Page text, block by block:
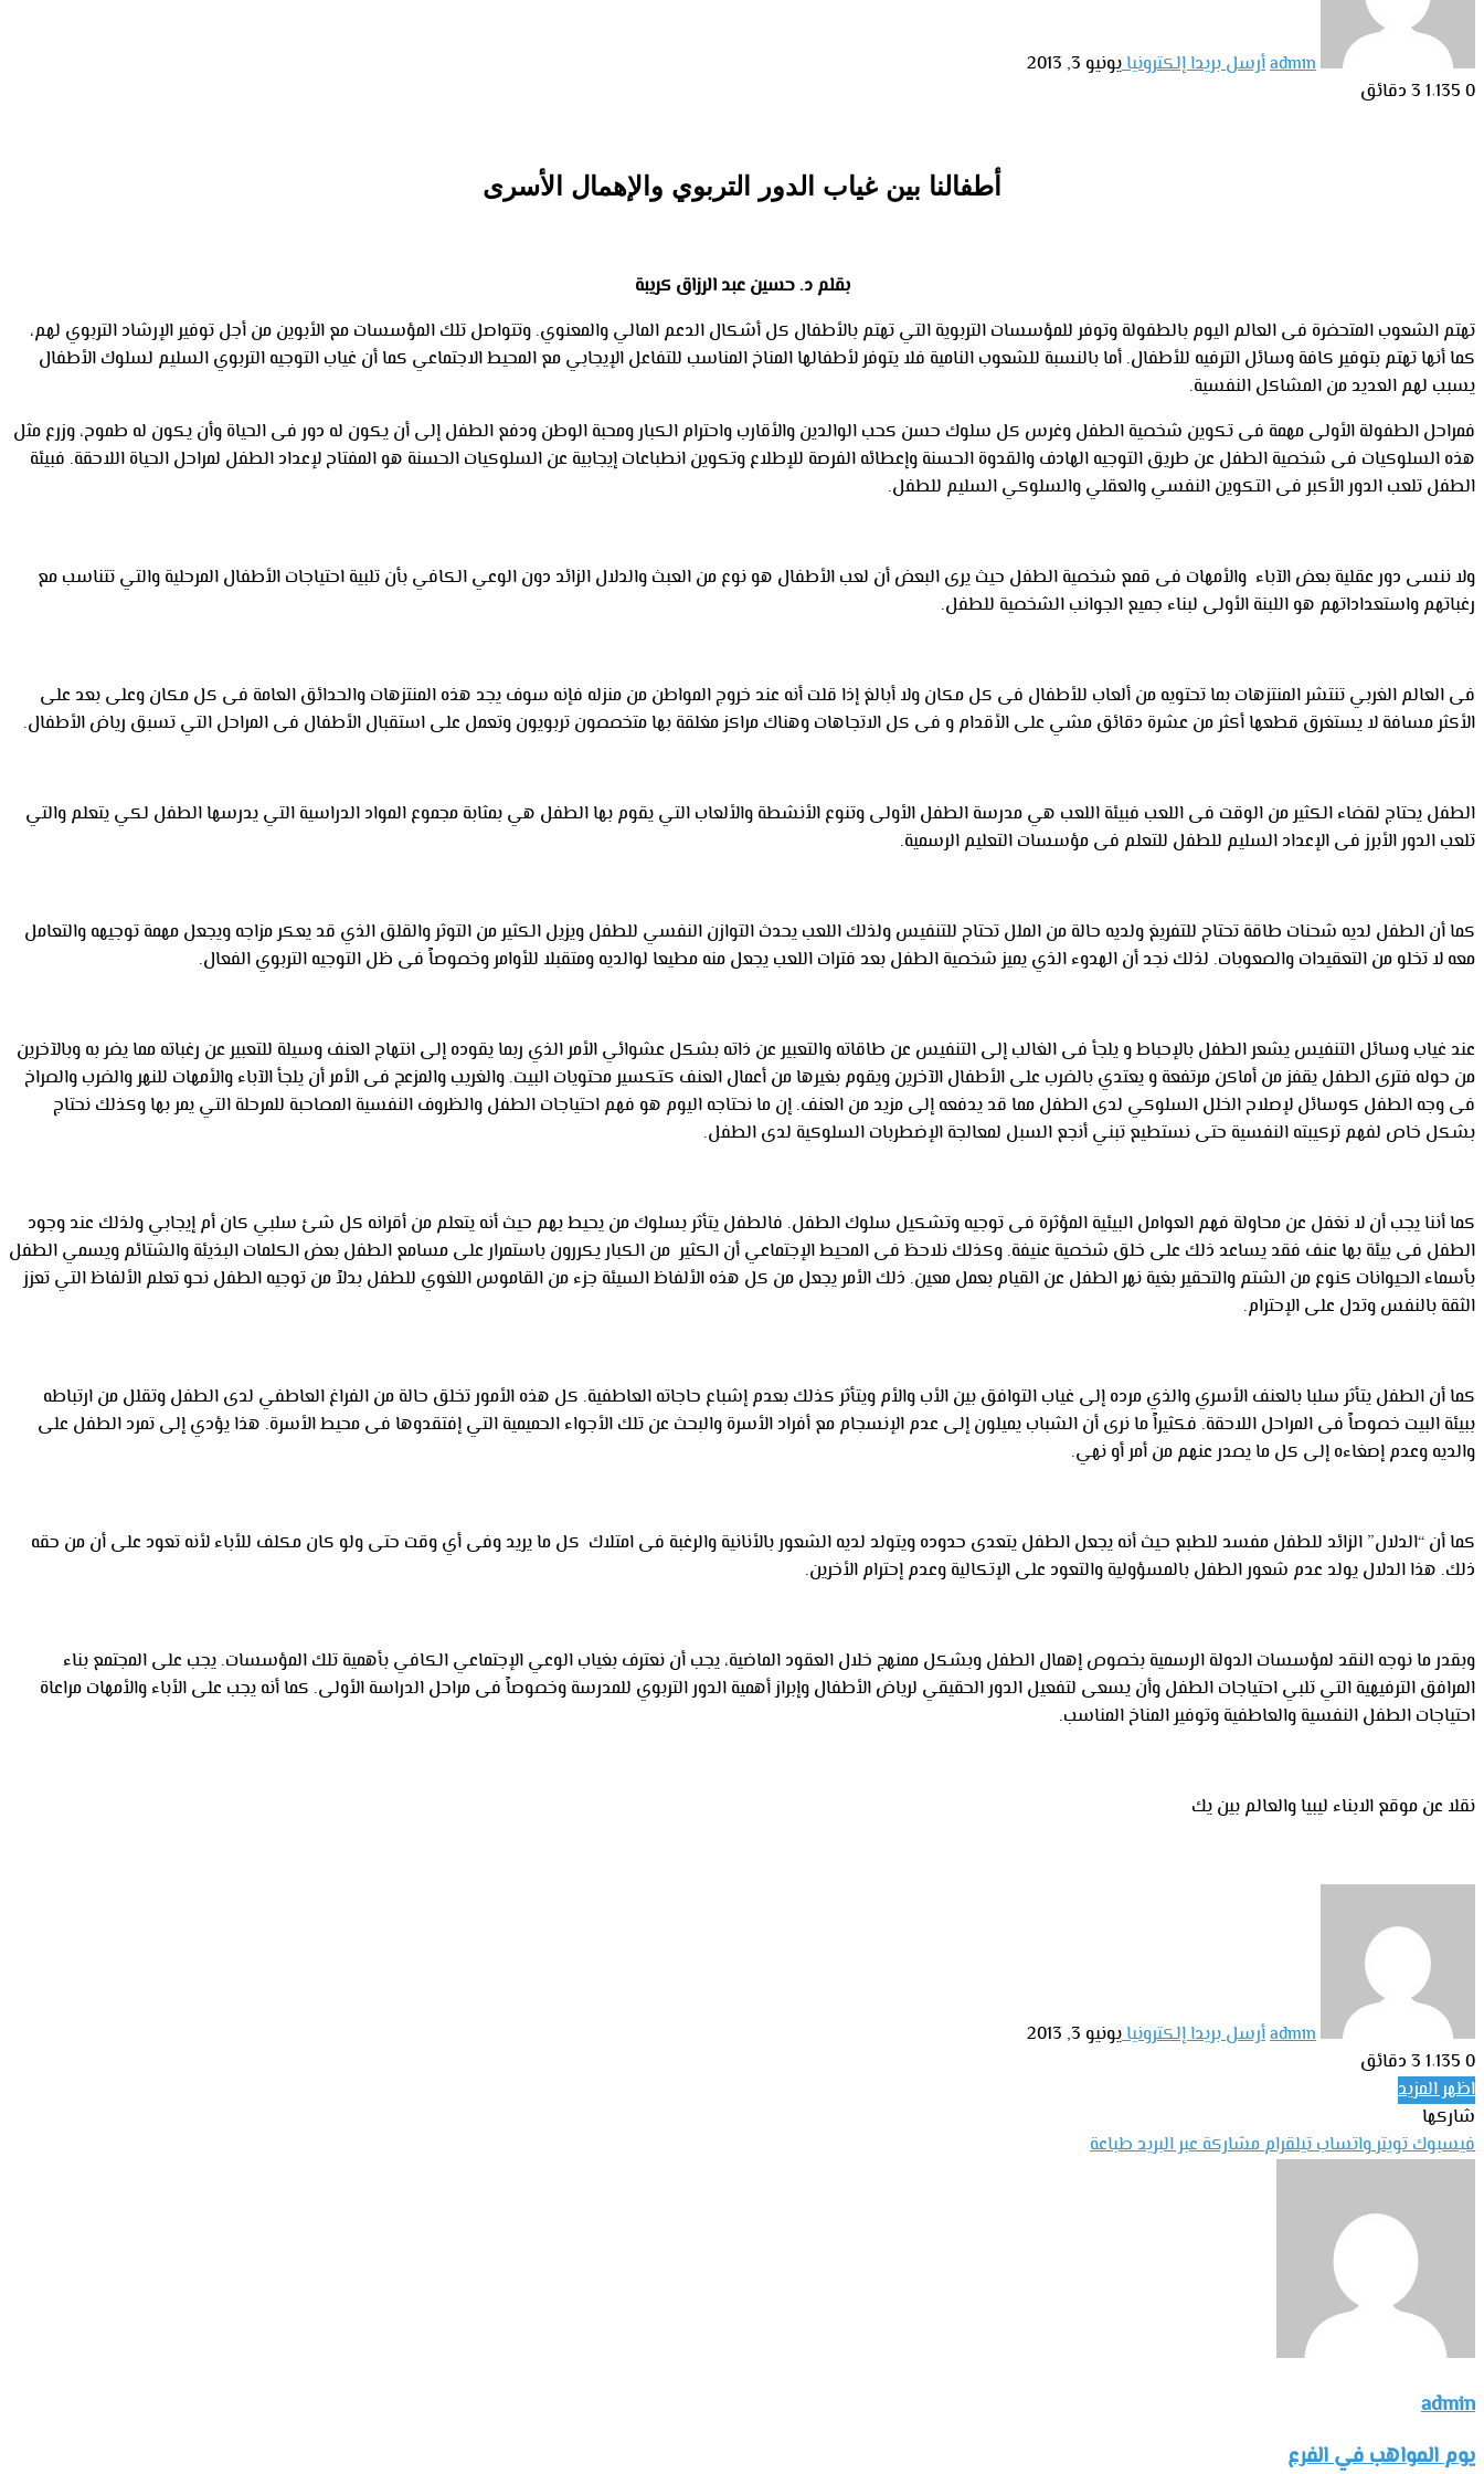
adminأرسل بريدا إلكترونيايونيو 3, 2013
0
3 دقائق
أطفالنا بين غياب الدور التربوي والإهمال الأسرى
بقلم د. حسين عبد الرزاق كريبة
تهتم الشعوب المتحضرة فى العالم اليوم بالطفولة وتوفر للمؤسسات التربوية التي تهتم بالأطفال كل أشكال الدعم المالي والمعنوي. وتتواصل تلك المؤسسات مع الأبوين من أجل توفير الإرشاد التربوي لهم،
كما أنها تهتم بتوفير كافة وسائل الترفيه للأطفال. أما بالنسبة للشعوب النامية فلا يتوفر لأطفالها المناخ المناسب للتفاعل الإيجابي مع المحيط الاجتماعي كما أن غياب التوجيه التربوي السليم لسلوك الأطفال
يسبب لهم العديد من المشاكل النفسية.
فمراحل الطفولة الأولى مهمة فى تكوين شخصية الطفل وغرس كل سلوك حسن كحب الوالدين والأقارب واحترام الكبار ومحبة الوطن ودفع الطفل إلى أن يكون له دور فى الحياة وأن يكون له طموح، وزرع مثل
هذه السلوكيات فى شخصية الطفل عن طريق التوجيه الهادف والقدوة الحسنة وإعطائه الفرصة للإطلاع وتكوين انطباعات إيجابية عن السلوكيات الحسنة هو المفتاح لإعداد الطفل لمراحل الحياة اللاحقة. فبيئة
الطفل تلعب الدور الأكبر فى التكوين النفسي والعقلي والسلوكي السليم للطفل.
ولا ننسى دور عقلية بعض الآباء والأمهات فى قمع شخصية الطفل حيث يرى البعض أن لعب الأطفال هو نوع من العبث والدلال الزائد دون الوعي الكافي بأن تلبية احتياجات الأطفال المرحلية والتي تتناسب مع
رغباتهم واستعداداتهم هو اللبنة الأولى لبناء جميع الجوانب الشخصية للطفل.
فى العالم الغربي تنتشر المنتزهات بما تحتويه من ألعاب للأطفال فى كل مكان ولا أبالغ إذا قلت أنه عند خروج المواطن من منزله فإنه سوف يجد هذه المنتزهات والحدائق العامة فى كل مكان وعلى بعد على
الأكثر مسافة لا يستغرق قطعها أكثر من عشرة دقائق مشي على الأقدام و فى كل الاتجاهات وهناك مراكز مغلقة بها متخصصون تربويون وتعمل على استقبال الأطفال فى المراحل التي تسبق رياض الأطفال.
الطفل يحتاج لقضاء الكثير من الوقت فى اللعب فبيئة اللعب هي مدرسة الطفل الأولى وتنوع الأنشطة والألعاب التي يقوم بها الطفل هي بمثابة مجموع المواد الدراسية التي يدرسها الطفل لكي يتعلم والتي
تلعب الدور الأبرز فى الإعداد السليم للطفل للتعلم فى مؤسسات التعليم الرسمية.
كما أن الطفل لديه شحنات طاقة تحتاج للتفريغ ولديه حالة من الملل تحتاج للتنفيس ولذلك اللعب يحدث التوازن النفسي للطفل ويزيل الكثير من التوثر والقلق الذي قد يعكر مزاجه ويجعل مهمة توجيهه والتعامل
معه لا تخلو من التعقيدات والصعوبات. لذلك نجد أن الهدوء الذي يميز شخصية الطفل بعد فترات اللعب يجعل منه مطيعا لوالديه ومتقبلا للأوامر وخصوصاً فى ظل التوجيه التربوي الفعال.
عند غياب وسائل التنفيس يشعر الطفل بالإحباط و يلجأ فى الغالب إلى التنفيس عن طاقاته والتعبير عن ذاته بشكل عشوائي الأمر الذي ربما يقوده إلى انتهاج العنف وسيلة للتعبير عن رغباته مما يضر به وبالآخرين
من حوله فترى الطفل يقفز من أماكن مرتفعة و يعتدي بالضرب على الأطفال الآخرين ويقوم بغيرها من أعمال العنف كتكسير محتويات البيت. والغريب والمزعج فى الأمر أن يلجأ الآباء والأمهات للنهر والضرب والصراخ
فى وجه الطفل كوسائل لإصلاح الخلل السلوكي لدى الطفل مما قد يدفعه إلى مزيد من العنف. إن ما نحتاجه اليوم هو فهم احتياجات الطفل والظروف النفسية المصاحبة للمرحلة التي يمر بها وكذلك نحتاج
بشكل خاص لفهم تركيبته النفسية حتى نستطيع تبني أنجع السبل لمعالجة الإضطربات السلوكية لدى الطفل.
كما أننا يجب أن لا نغفل عن محاولة فهم العوامل البيئية المؤثرة فى توجيه وتشكيل سلوك الطفل. فالطفل يتأثر بسلوك من يحيط بهم حيث أنه يتعلم من أقرانه كل شئ سلبي كان أم إيجابي ولذلك عند وجود
الطفل فى بيئة بها عنف فقد يساعد ذلك على خلق شخصية عنيفة. وكذلك نلاحظ فى المحيط الإجتماعي أن الكثير من الكبار يكررون باستمرار على مسامع الطفل بعض الكلمات البذيئة والشتائم ويسمي الطفل
بأسماء الحيوانات كنوع من الشتم والتحقير بغية نهر الطفل عن القيام بعمل معين. ذلك الأمر يجعل من كل هذه الألفاظ السيئة جزء من القاموس اللغوي للطفل بدلاً من توجيه الطفل نحو تعلم الألفاظ التي تعزز
الثقة بالنفس وتدل على الإحترام.
كما أن الطفل يتأثر سلبا بالعنف الأسري والذي مرده إلى غياب التوافق بين الأب والأم ويتأثر كذلك بعدم إشباع حاجاته العاطفية. كل هذه الأمور تخلق حالة من الفراغ العاطفي لدى الطفل وتقلل من ارتباطه
ببيئة البيت خصوصاً فى المراحل اللاحقة. فكثيراً ما نرى أن الشباب يميلون إلى عدم الإنسجام مع أفراد الأسرة والبحث عن تلك الأجواء الحميمية التي إفتقدوها فى محيط الأسرة. هذا يؤدي إلى تمرد الطفل على
والديه وعدم إصغاءه إلى كل ما يصدر عنهم من أمر أو نهي.
كما أن “الدلال” الزائد للطفل مفسد للطبع حيث أنه يجعل الطفل يتعدى حدوده ويتولد لديه الشعور بالأنانية والرغبة فى امتلاك كل ما يريد وفى أي وقت حتى ولو كان مكلف للأباء لأنه تعود على أن من حقه
ذلك. هذا الدلال يولد عدم شعور الطفل بالمسؤولية والتعود على الإتكالية وعدم إحترام الأخرين.
وبقدر ما نوجه النقد لمؤسسات الدولة الرسمية بخصوص إهمال الطفل وبشكل ممنهج خلال العقود الماضية، يجب أن نعترف بغياب الوعي الإجتماعي الكافي بأهمية تلك المؤسسات. يجب على المجتمع بناء
المرافق الترفيهية التي تلبي احتياجات الطفل وأن يسعى لتفعيل الدور الحقيقي لرياض الأطفال وإبراز أهمية الدور التربوي للمدرسة وخصوصاً فى مراحل الدراسة الأولى. كما أنه يجب على الأباء والأمهات مراعاة
احتياجات الطفل النفسية والعاطفية وتوفير المناخ المناسب.
نقلا عن موقع الابناء ليبيا والعالم بين يك
adminأرسل بريدا إلكترونيايونيو 3, 2013
0
3 دقائق
اظهر المزيد
شاركها
فيسبوكتويتر واتسابتيلقرام مشاركة عبر البريدطباعة
admin
يوم المواهب في الفرع